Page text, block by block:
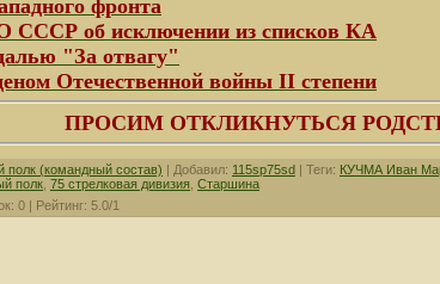
фронта
об исключении из списков КА
"За отвагу"
Отечественной войны II степени
ПРОСИМ ОТКЛИКНУТЬСЯ
полк (командный состав) | Добавил: 115sp75sd | Теги: КУЧМА Иван
полк 75 стрелковая дивизия Старшина
: 0 | Рейтинг: 5.0/1